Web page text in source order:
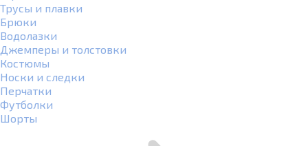
Трусы и плавки
Брюки
Водолазки
Джемперы и толстовки
Костюмы
Носки и следки
Перчатки
Футболки
Шорты